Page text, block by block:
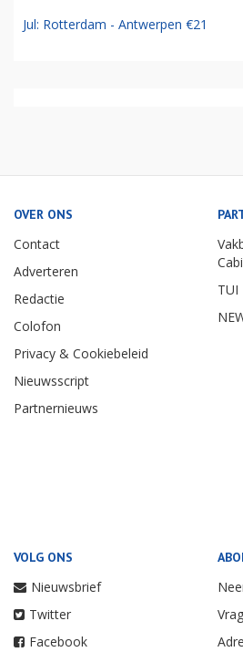
Jul: Rotterdam - Antwerpen €21
OVER ONS
Contact
Adverteren
Redactie
Colofon
Privacy & Cookiebeleid
Nieuwsscript
Partnernieuws
TUI
VOLG ONS
Nieuwsbrief
Twitter
Facebook